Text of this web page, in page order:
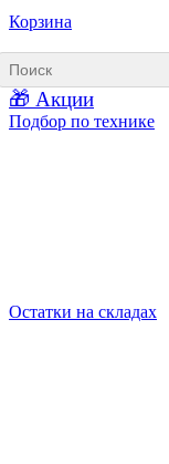
Корзина
🎁 Акции
Подбор по технике
Остатки на складах